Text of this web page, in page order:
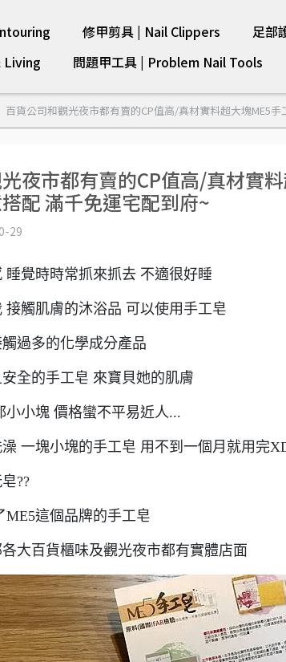
修甲剪具 | Nail Clippers 足部
Living
問題甲工具 | Problem Nail Tools
百貨公司和觀光夜市都有賣的CP值高/真材實料超大塊ME5
夜市都有賣的CP值高/真材實
配 滿千免運宅配到府~
29
睡覺時時常抓來抓去 不適很好睡
接觸肌膚的沐浴品 可以使用手工皂
過多的化學成分產品
全的手工皂 來寶貝她的肌膚
小小塊 價格蠻不平易近人...
一塊小塊的手工皂 用不到一個月就用完
??
ME5這個品牌的手工皂
大百貨櫃味及觀光夜市都有實體店面